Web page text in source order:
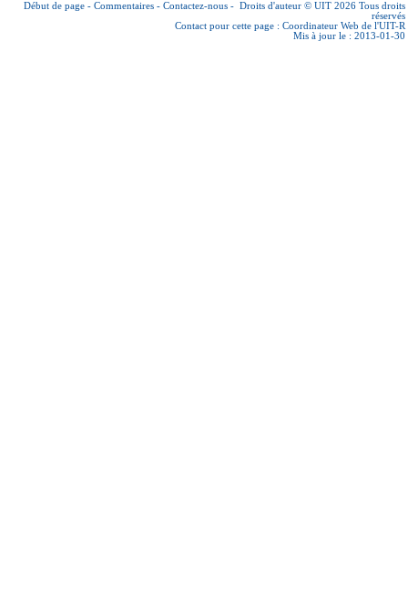
Début de page - Commentaires - Contactez-nous - Droits d'auteur © UIT 2026 Tous droits
réservés
Contact pour cette page : Coordinateur Web de l'UIT-R
Mis à jour le : 2013-01-30